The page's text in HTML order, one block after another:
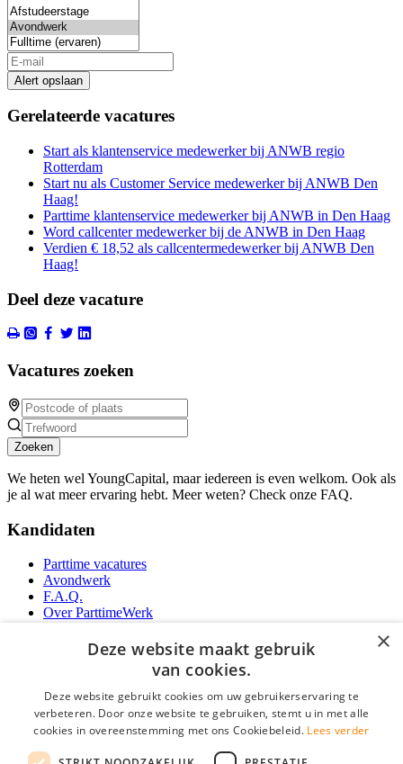
Alert opslaan
Gerelateerde vacatures
Start als klantenservice medewerker bij ANWB regio
Rotterdam
Start nu als Customer Service medewerker bij ANWB Den
Haag!
Parttime klantenservice medewerker bij ANWB in Den Haag
Word callcenter medewerker bij de ANWB in Den Haag
Verdien € 18,52 als callcentermedewerker bij ANWB Den
Haag!
Deel deze vacature
Vacatures zoeken
Zoeken
We heten wel YoungCapital, maar iedereen is even welkom. Ook als
je al wat meer ervaring hebt. Meer weten? Check onze FAQ.
Kandidaten
Parttime vacatures
Avondwerk
F.A.Q.
Over ParttimeWerk
YoungCapital Android App
Parttime personeel
Vacature aanmelden
×
Deze website maakt gebruik
van cookies.
Deze website gebruikt cookies om uw gebruikerservaring te
verbeteren. Door onze website te gebruiken, stemt u in met alle
cookies in overeenstemming met ons Cookiebeleid. Lees verder